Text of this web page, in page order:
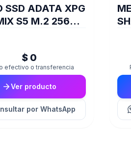
SSD ADATA XPG
S5 M.2 256GB
$ 0
efectivo o transferencia
Ver producto
por WhatsApp